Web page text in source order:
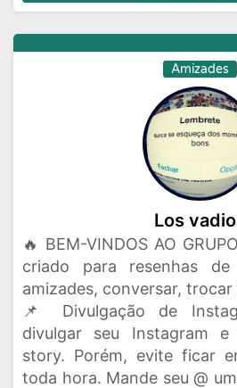
Amizades
Los
🔥 BEM-VINDOS AO
criado para resenhas
amizades, conversar,
📌 Divulgação de
divulgar seu Instagram
story. Porém, evite ficar
toda hora. Mande seu @